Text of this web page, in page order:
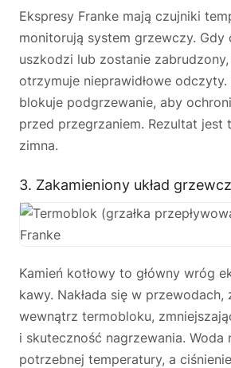
Ekspresy Franke mają czujniki
monitorują system grzewczy. Gdy
uszkodzi lub zostanie
otrzymuje nieprawidłowe
blokuje podgrzewanie, aby
przed przegrzaniem. Rezultat jest
zimna.
3. Zakamieniony układ
Kamień kotłowy to główny wróg
kawy. Nakłada się w przewodach,
wewnątrz termobloku,
i skuteczność nagrzewania. Woda
potrzebnej temperatury, a